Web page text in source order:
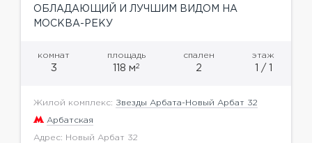
ОБЛАДАЮЩИЙ И ЛУЧШИМ ВИДОМ НА
МОСКВА-РЕКУ
комнат
3
площадь
118 м2
спален
2
этаж
1 / 1
Жилой комплекс: Звезды Арбата-Новый Арбат 32
Арбатская
Адрес: Новый Арбат 32